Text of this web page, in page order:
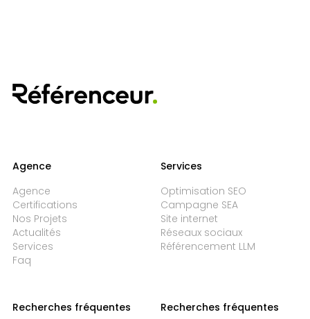
Agence
Agence
Certifications
Nos Projets
Actualités
Services
Faq
Services
Optimisation SEO
Campagne SEA
Site internet
Réseaux sociaux
Référencement LLM
Recherches fréquentes
Recherches fréquentes